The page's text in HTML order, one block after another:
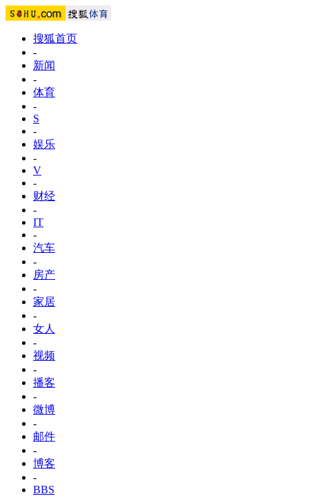
搜狐首页
-
新闻
-
体育
-
S
-
娱乐
-
V
-
财经
-
IT
-
汽车
-
房产
-
家居
-
女人
-
视频
-
播客
-
微博
-
邮件
-
博客
-
BBS